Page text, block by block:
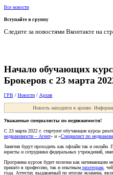
Все новости
Вступайте в группу
Следите за новостями Вконтакте на
Начало обучающих
Брокеров с 23 марта
ГРВ / Новости / Архив
Новость находится в архиве.
Уважаемые специалисты по недвижимости!
С 23 марта 2022 г. стартуют обучающие курсы
недвижимости – Агент» и «Специалист по
Занятия будут проходить как офлайн так и
юристы и сотрудники федеральных учреждений,
Программа курсов будет полезна как начинающим
пришёл в профессию, так и опытным риэлторам,
года. Аттестат, выдаваемый по итогам экзамена,